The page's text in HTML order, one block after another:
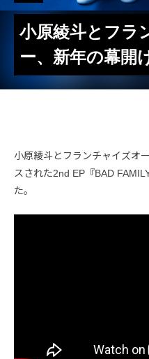
小原綾斗とフラ
ー、新年の幕開
小原綾斗とフランチャイズオ
スされた2nd EP『BAD
た。